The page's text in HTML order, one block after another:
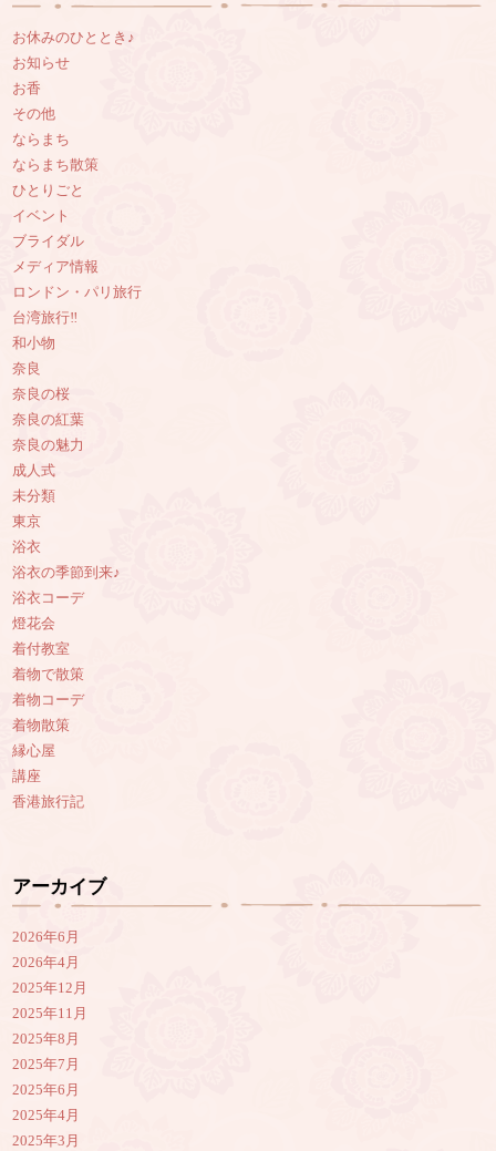
お休みのひととき♪
お知らせ
お香
その他
ならまち
ならまち散策
ひとりごと
イベント
ブライダル
メディア情報
ロンドン・パリ旅行
台湾旅行‼︎
和小物
奈良
奈良の桜
奈良の紅葉
奈良の魅力
成人式
未分類
東京
浴衣
浴衣の季節到来♪
浴衣コーデ
燈花会
着付教室
着物で散策
着物コーデ
着物散策
縁心屋
講座
香港旅行記
アーカイブ
2026年6月
2026年4月
2025年12月
2025年11月
2025年8月
2025年7月
2025年6月
2025年4月
2025年3月